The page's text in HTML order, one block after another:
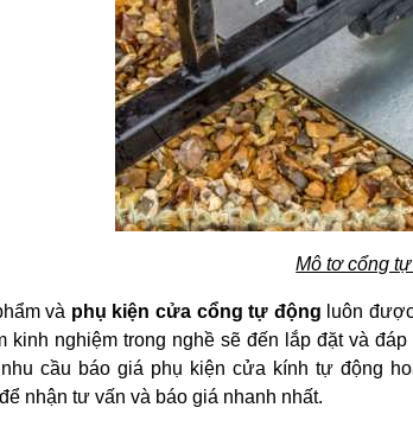
Mô tơ cổng
và phụ kiện cửa cổng tự động luôn
kinh nghiệm trong nghề sẽ đến lắp đặt và
nhu cầu báo giá phụ kiện cửa kính tự động
nhận tư vấn và báo giá nhanh nhất.